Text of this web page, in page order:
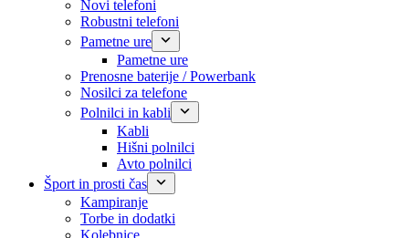
Novi telefoni
Robustni telefoni
Pametne ure
Pametne ure
Prenosne baterije / Powerbank
Nosilci za telefone
Polnilci in kabli
Kabli
Hišni polnilci
Avto polnilci
Šport in prosti čas
Kampiranje
Torbe in dodatki
Kolebnice